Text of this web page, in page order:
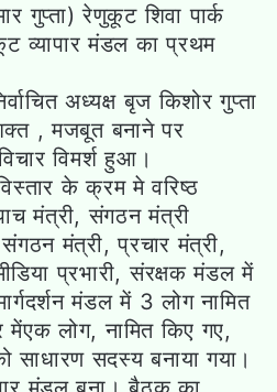
गुप्ता) रेणुकूट शिवा पार्क
व्यापार मंडल का प्रथम
अध्यक्ष बृज किशोर गुप्ता
, मजबूत बनाने पर
विमर्श हुआ।
के क्रम मे वरिष्ठ
मंत्री, संगठन मंत्री
मंत्री, प्रचार मंत्री,
प्रभारी, संरक्षक मंडल में
मंडल में 3 लोग नामित
मेंएक लोग, नामित किए गए,
साधारण सदस्य बनाया गया।